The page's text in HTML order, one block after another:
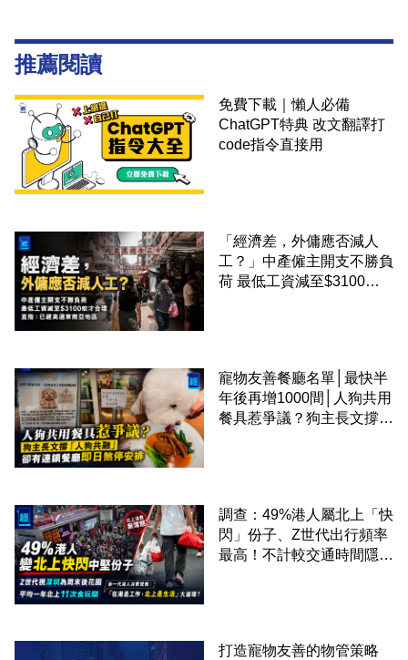
推薦閱讀
免費下載｜懶人必備
ChatGPT特典 改文翻譯打
code指令直接用
「經濟差，外傭應否減人
工？」中產僱主開支不勝負
荷 最低工資減至$3100蚊
寵物友善餐廳名單│最快半
年後再增1000間│人狗共用
餐具惹爭議？狗主長文撐
調查：49%港人屬北上「快
閃」份子、Z世代出行頻率
最高！不計較交通時間隱形
打造寵物友善的物管策略